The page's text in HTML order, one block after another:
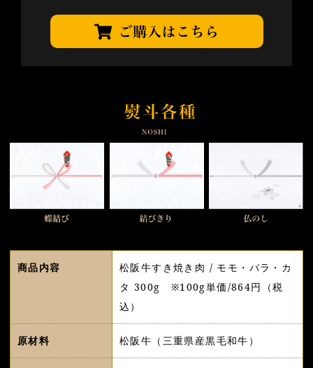
商品内容
松阪牛すき焼き肉 / モモ・バラ・カ
タ 300g ※100g単価/864円（税
込）
原材料 松阪牛（三重県産黒毛和牛）